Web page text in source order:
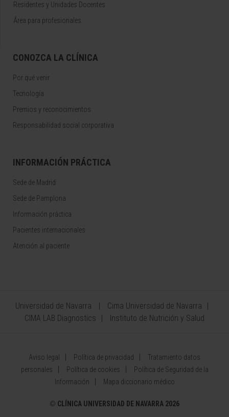
Residentes y Unidades Docentes
Área para profesionales
CONOZCA LA CLÍNICA
Por qué venir
Tecnología
Premios y reconocimientos
Responsabilidad social corporativa
INFORMACIÓN PRÁCTICA
Sede de Madrid
Sede de Pamplona
Información práctica
Pacientes internacionales
Atención al paciente
Universidad de Navarra
Cima Universidad de Navarra
CIMA LAB Diagnostics
Instituto de Nutrición y Salud
Aviso legal Política de privacidad
Tratamiento datos
personales
Política de cookies
Política de Seguridad de la
Información
Mapa diccionario médico
© CLÍNICA UNIVERSIDAD DE NAVARRA 2026